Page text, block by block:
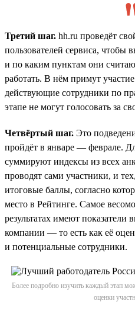
Третий шаг. hh.ru проведёт
пользователей сервиса, чтобы
и по каким пунктам они
работать. В нём примут
действующие сотрудники по
этапе не могут голосовать за
Четвёртый шаг. Это
пройдёт в январе — феврале.
суммируют индексы из всех
проводят сами участники, и
итоговые баллы, согласно
место в Рейтинге. Самое
результатах имеют
компании — то есть как её
и потенциальные сотрудники.
Более подробно изучить каждый этап
оценки